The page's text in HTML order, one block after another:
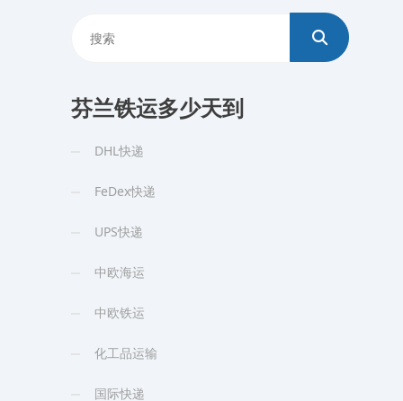
芬兰铁运多少天到
DHL快递
FeDex快递
UPS快递
中欧海运
中欧铁运
化工品运输
国际快递